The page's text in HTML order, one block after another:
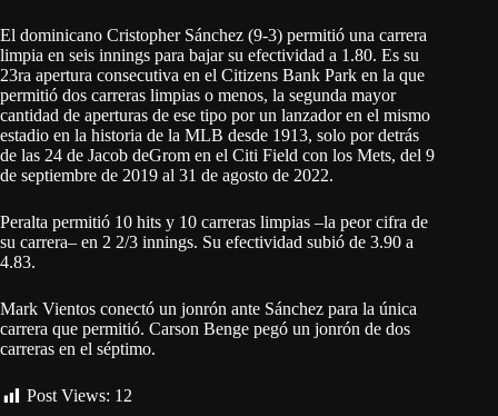
El dominicano Cristopher Sánchez (9-3) permitió una carrera
limpia en seis innings para bajar su efectividad a 1.80. Es su
23ra apertura consecutiva en el Citizens Bank Park en la que
permitió dos carreras limpias o menos, la segunda mayor
cantidad de aperturas de ese tipo por un lanzador en el mismo
estadio en la historia de la MLB desde 1913, solo por detrás
de las 24 de Jacob deGrom en el Citi Field con los Mets, del 9
de septiembre de 2019 al 31 de agosto de 2022.
Peralta permitió 10 hits y 10 carreras limpias –la peor cifra de
su carrera– en 2 2/3 innings. Su efectividad subió de 3.90 a
4.83.
Mark Vientos conectó un jonrón ante Sánchez para la única
carrera que permitió. Carson Benge pegó un jonrón de dos
carreras en el séptimo.
Post Views: 12